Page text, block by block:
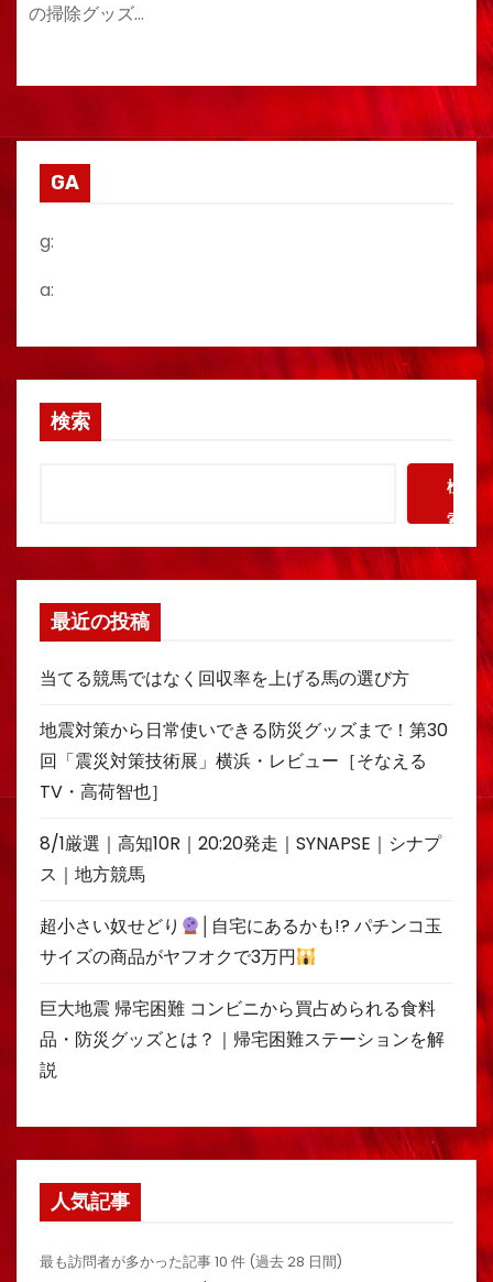
の掃除グッズ…
GA
g:
a:
検索
検
索
最近の投稿
当てる競馬ではなく回収率を上げる馬の選び方
地震対策から日常使いできる防災グッズまで！第30
回「震災対策技術展」横浜・レビュー［そなえる
TV・高荷智也］
8/1厳選｜高知10R｜20:20発走｜SYNAPSE｜シナプ
ス｜地方競馬
超小さい奴せどり
│自宅にあるかも!? パチンコ玉
サイズの商品がヤフオクで3万円
巨大地震 帰宅困難 コンビニから買占められる食料
品・防災グッズとは？｜帰宅困難ステーションを解
説
人気記事
最も訪問者が多かった記事 10 件 (過去 28 日間)